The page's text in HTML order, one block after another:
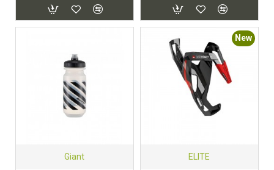
Giant
New
ELITE